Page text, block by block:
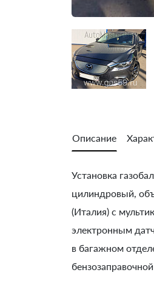
Описание
Установка
цилиндровый,
(Италия) с
электронным
в багажном